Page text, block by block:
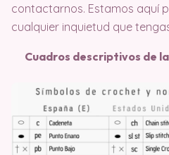
contactarnos. Estamos aquí
cualquier inquietud que
Cuadros descriptivos de